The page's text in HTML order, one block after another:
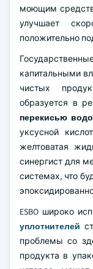
моющим
улучшает
положительно
капитальными
чистых
образуется в
перекисью
уксусной
желтоватая
синергист для
системах, что
ESBO широко
уплотнителей
проблемы со
продукта в